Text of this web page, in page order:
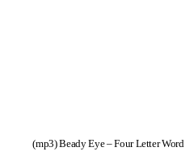
(mp3)Beady Eye – Four Letter Word